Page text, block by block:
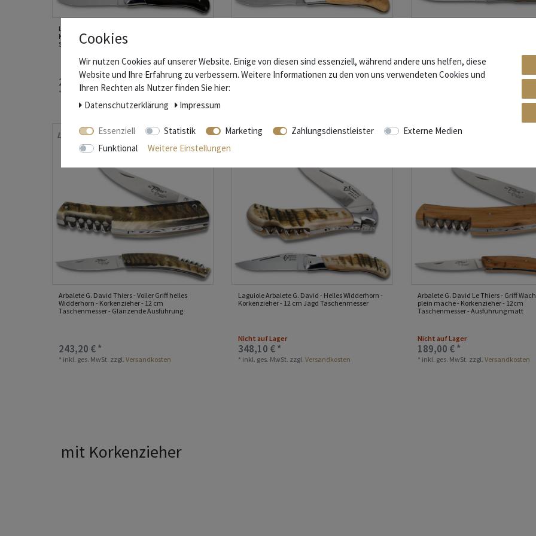
Laguiole Arbalete G. David - Ebenholz -
Korkenzieher - 12cm Jagd Taschenmesser -
Stahl glänzend
254,60 € *
* inkl. ges. MwSt.zzgl.Versandkosten
268,50 € * 348,10 € *
Arbalete G. David Thiers - Voller Griff helles
Widderhorn - Korkenzieher - 12 cm
Taschenmesser - Glänzende Ausführung
243,20 € *
360°
* inkl. ges. MwSt. zzgl.Versandkosten
Laguiole Arbalete G. David - Helles Widderhorn -
Korkenzieher - 12 cm Jagd Taschenmesser
Nicht auf Lager
348,10 € *
360°
* inkl. ges. MwSt. zzgl.Versandkosten
Arbalete G. David Le Thiers - Griff
plein mache - Korkenzieher - 12cm
Taschenmesser - Ausführung matt
Nicht auf Lager
189,00 € *
* inkl. ges. MwSt. zzgl.Versandkosten
mit Korkenzieher
Cookies
Wir nutzen Cookies auf unserer Website. Einige von diesen sind essenziell, während andere uns helfen, diese
Website und Ihre Erfahrung zu verbessern. Weitere Informationen zu den von uns verwendeten Cookies und
Ihren Rechten als Nutzer finden Sie hier:
Daten­schutz­erklärung
Impressum
Essenziell Statistik Marketing Zahlungsdienstleister
Externe Medien
Funktional
Weitere Einstellungen